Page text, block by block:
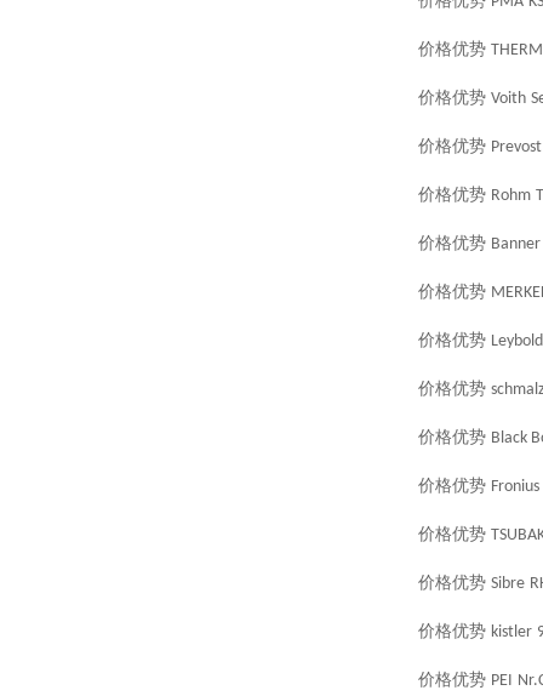
价格优势
价格优势 Voith
价格优势 Prevost
价格优势 Rohm
价格优势 Banner
价格优势
价格优势 Leybold
价格优势
价格优势 Black
价格优势 Fronius
价格优势
价格优势 Sibre
价格优势 kistler
价格优势 PEI